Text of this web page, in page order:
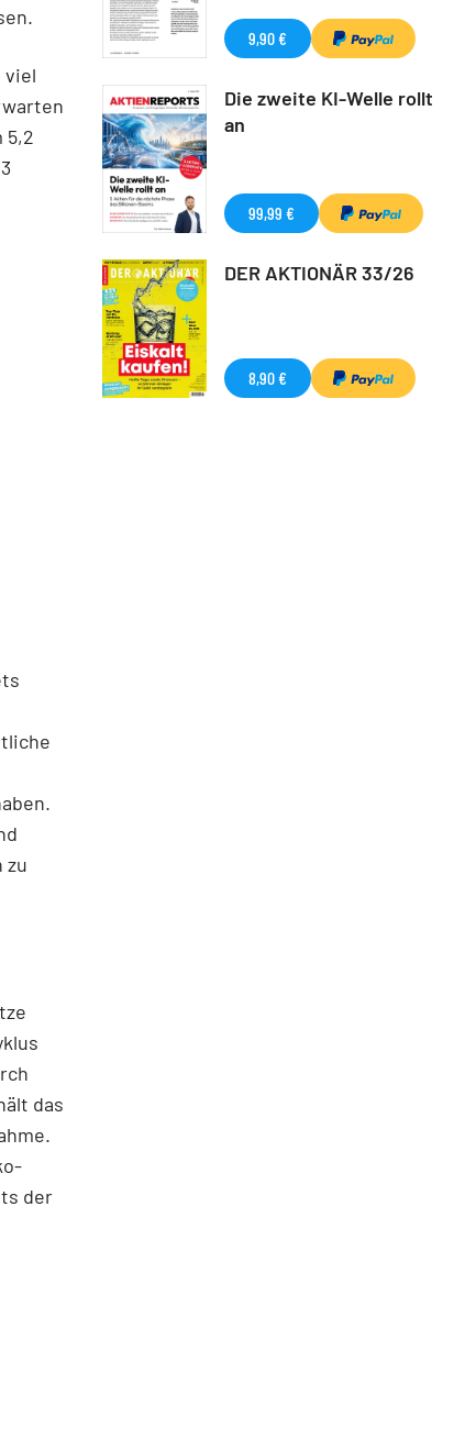
viel
5,2
zu
das
der
9,90 €
Die zweite KI-Welle rollt
an
99,99 €
DER AKTIONÄR 33/26
8,90 €